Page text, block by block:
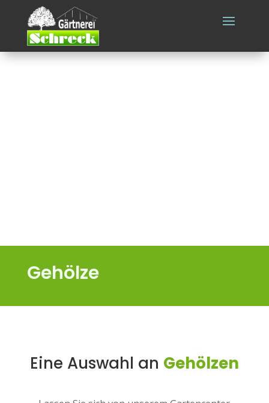
Gehölze
Eine Auswahl an Gehölzen